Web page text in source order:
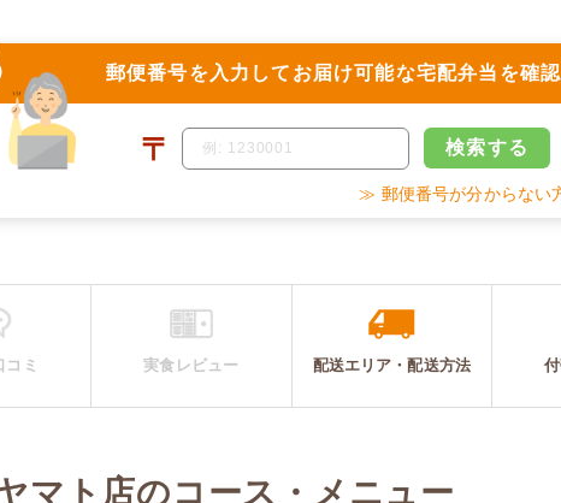
郵便番号を入力して お届け可能な宅配弁当を確認
〒 検索する
≫ 郵便番号が分からない
コミ 実食レビュー 配送エリア・配送方法
マト店のコース・メニュー